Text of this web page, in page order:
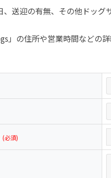
、送迎の有無、その他ドッグ
」の住所や営業時間などの
(必須)